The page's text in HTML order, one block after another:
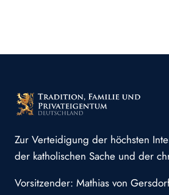
Zur Verteidigung der höchsten
der katholischen Sache und der
Vorsitzender: Mathias von